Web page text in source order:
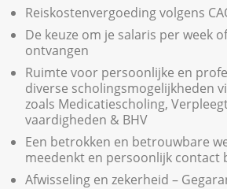
Reiskostenvergoeding volgens
De keuze om je salaris per week
ontvangen
Ruimte voor persoonlijke en
diverse scholingsmogelijkheden
zoals Medicatiescholing,
vaardigheden & BHV
Een betrokken en betrouwbare
meedenkt en persoonlijk contact
Afwisseling en zekerheid –